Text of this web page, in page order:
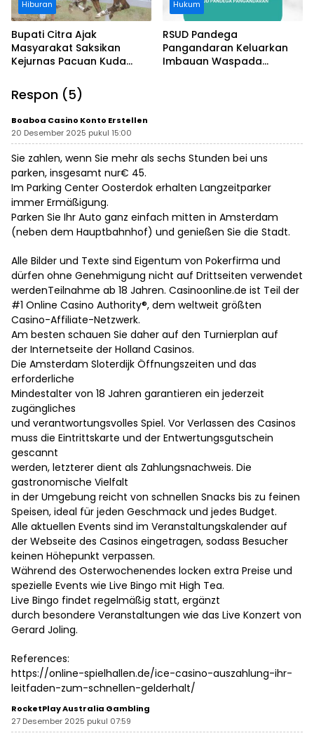
Hiburan
Bupati Citra Ajak
Masyarakat Saksikan
Kejurnas Pacuan Kuda
Legokjawa
Hukum
RSUD Pandega
Pangandaran Keluarkan
Imbauan Waspada
Respon (5)
Boaboa Casino Konto Erstellen
20 Desember 2025 pukul 15:00
Sie zahlen, wenn Sie mehr als sechs Stunden bei uns
parken, insgesamt nur€ 45.
Im Parking Center Oosterdok erhalten Langzeitparker
immer Ermäßigung.
Parken Sie Ihr Auto ganz einfach mitten in Amsterdam
(neben dem Hauptbahnhof) und genießen Sie die Stadt.
Alle Bilder und Texte sind Eigentum von Pokerfirma und
dürfen ohne Genehmigung nicht auf Drittseiten verwendet
werdenTeilnahme ab 18 Jahren. Casinoonline.de ist Teil der
#1 Online Casino Authority®, dem weltweit größten
Casino-Affiliate-Netzwerk.
Am besten schauen Sie daher auf den Turnierplan auf
der Internetseite der Holland Casinos.
Die Amsterdam Sloterdijk Öffnungszeiten und das
erforderliche
Mindestalter von 18 Jahren garantieren ein jederzeit
zugängliches
und verantwortungsvolles Spiel. Vor Verlassen des Casinos
muss die Eintrittskarte und der Entwertungsgutschein
gescannt
werden, letzterer dient als Zahlungsnachweis. Die
gastronomische Vielfalt
in der Umgebung reicht von schnellen Snacks bis zu feinen
Speisen, ideal für jeden Geschmack und jedes Budget.
Alle aktuellen Events sind im Veranstaltungskalender auf
der Webseite des Casinos eingetragen, sodass Besucher
keinen Höhepunkt verpassen.
Während des Osterwochenendes locken extra Preise und
spezielle Events wie Live Bingo mit High Tea.
Live Bingo findet regelmäßig statt, ergänzt
durch besondere Veranstaltungen wie das Live Konzert von
Gerard Joling.
References:
https://online-spielhallen.de/ice-casino-auszahlung-ihr-
leitfaden-zum-schnellen-gelderhalt/
RocketPlay Australia Gambling
27 Desember 2025 pukul 07:59